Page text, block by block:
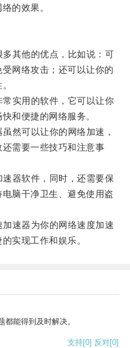
的效果。
其他的优点，比如说：可
网络攻击；还可以让你的
实用的软件，它可以让你
和便捷的网络服务。
然可以让你的网络加速，
需要一些技巧和注意事
器软件，同时，还需要保
脑干净卫生、避免使用盗
速器为你的网络速度加速
实现工作和娱乐。
能得到及时解决。
支持[0] 反对[0]